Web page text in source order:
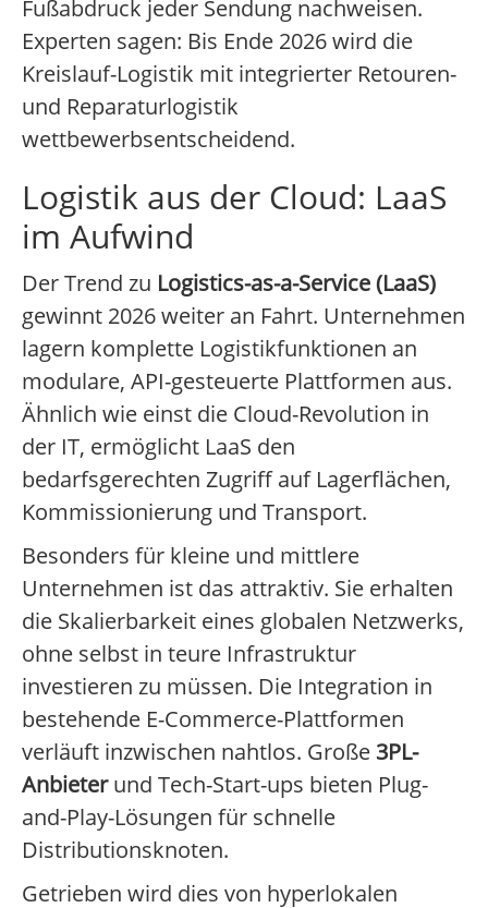
Fußabdruck jeder Sendung nachweisen.
Experten sagen: Bis Ende 2026 wird die
Kreislauf-Logistik mit integrierter Retouren-
und Reparaturlogistik
wettbewerbsentscheidend.
Logistik aus der Cloud: LaaS
im Aufwind
Der Trend zu Logistics-as-a-Service (LaaS)
gewinnt 2026 weiter an Fahrt. Unternehmen
lagern komplette Logistikfunktionen an
modulare, API-gesteuerte Plattformen aus.
Ähnlich wie einst die Cloud-Revolution in
der IT, ermöglicht LaaS den
bedarfsgerechten Zugriff auf Lagerflächen,
Kommissionierung und Transport.
Besonders für kleine und mittlere
Unternehmen ist das attraktiv. Sie erhalten
die Skalierbarkeit eines globalen Netzwerks,
ohne selbst in teure Infrastruktur
investieren zu müssen. Die Integration in
bestehende E-Commerce-Plattformen
verläuft inzwischen nahtlos. Große 3PL-
Anbieterund Tech-Start-ups bieten Plug-
and-Play-Lösungen für schnelle
Distributionsknoten.
Getrieben wird dies von hyperlokalen